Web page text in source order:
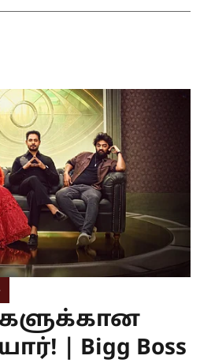
| Bigg Boss